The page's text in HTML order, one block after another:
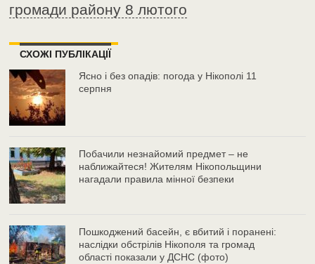
громади району 8 лютого
СХОЖІ ПУБЛІКАЦІЇ
Ясно і без опадів: погода у Нікополі 11
серпня
Побачили незнайомий предмет – не
наближайтеся! Жителям Нікопольщини
нагадали правила мінної безпеки
Пошкоджений басейн, є вбитий і поранені:
наслідки обстрілів Нікополя та громад
області показали у ДСНС (фото)